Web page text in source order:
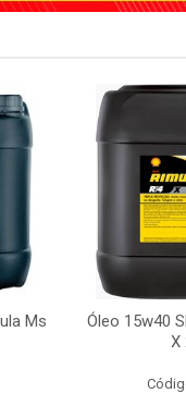
Ms
Óleo 15w40
X